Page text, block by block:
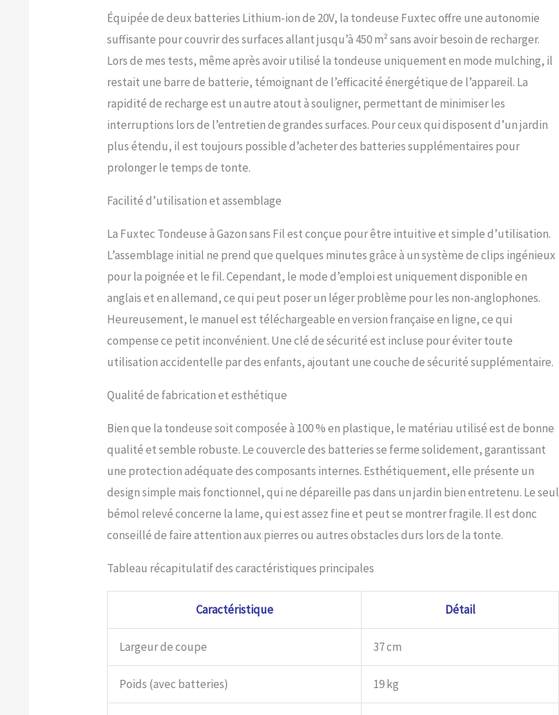
Équipée de deux batteries Lithium-ion de 20V, la tondeuse Fuxtec offre une autonomie
suffisante pour couvrir des surfaces allant jusqu’à 450 m² sans avoir besoin de recharger.
Lors de mes tests, même après avoir utilisé la tondeuse uniquement en mode mulching, il
restait une barre de batterie, témoignant de l’efficacité énergétique de l’appareil. La
rapidité de recharge est un autre atout à souligner, permettant de minimiser les
interruptions lors de l’entretien de grandes surfaces. Pour ceux qui disposent d’un jardin
plus étendu, il est toujours possible d’acheter des batteries supplémentaires pour
prolonger le temps de tonte.
Facilité d’utilisation et assemblage
La Fuxtec Tondeuse à Gazon sans Fil est conçue pour être intuitive et simple d’utilisation.
L’assemblage initial ne prend que quelques minutes grâce à un système de clips ingénieux
pour la poignée et le fil. Cependant, le mode d’emploi est uniquement disponible en
anglais et en allemand, ce qui peut poser un léger problème pour les non-anglophones.
Heureusement, le manuel est téléchargeable en version française en ligne, ce qui
compense ce petit inconvénient. Une clé de sécurité est incluse pour éviter toute
utilisation accidentelle par des enfants, ajoutant une couche de sécurité supplémentaire.
Qualité de fabrication et esthétique
Bien que la tondeuse soit composée à 100 % en plastique, le matériau utilisé est de bonne
qualité et semble robuste. Le couvercle des batteries se ferme solidement, garantissant
une protection adéquate des composants internes. Esthétiquement, elle présente un
design simple mais fonctionnel, qui ne dépareille pas dans un jardin bien entretenu. Le seul
bémol relevé concerne la lame, qui est assez fine et peut se montrer fragile. Il est donc
conseillé de faire attention aux pierres ou autres obstacles durs lors de la tonte.
Tableau récapitulatif des caractéristiques principales
Caractéristique Détail
Largeur de coupe 37 cm
Poids (avec batteries) 19 kg